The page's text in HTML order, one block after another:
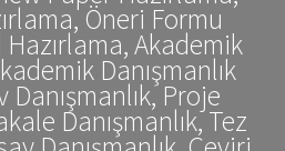
Öneri Formu
Hazırlama, Akademik
Danışmanlık
Danışmanlık, Proje
Danışmanlık, Tez